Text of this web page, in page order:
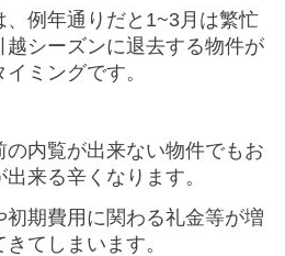
例年通りだと1~3月は繁忙
シーズンに退去する物件が
ミングです。
内覧が出来ない物件でもお
来る辛くなります。
初期費用に関わる礼金等が増
てしまいます。